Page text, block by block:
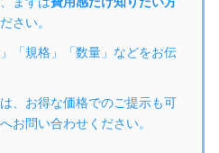
さい。
「規格」「数量」などをお伝
、お得な価格でのご提示も可
お問い合わせください。